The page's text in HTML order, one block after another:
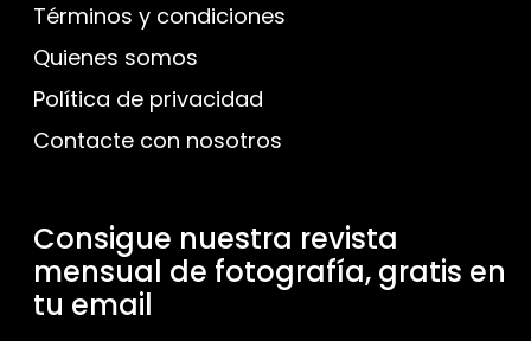
Términos y condiciones
Quienes somos
Política de privacidad
Contacte con nosotros
Consigue nuestra revista
mensual de fotografía, gratis en
tu email